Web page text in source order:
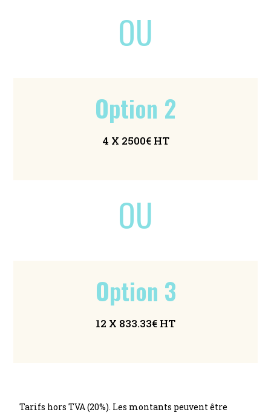
OU
Option 2
4 X 2500€ HT
OU
Option 3
12 X 833.33€ HT
Tarifs hors TVA (20%). Les montants peuvent être